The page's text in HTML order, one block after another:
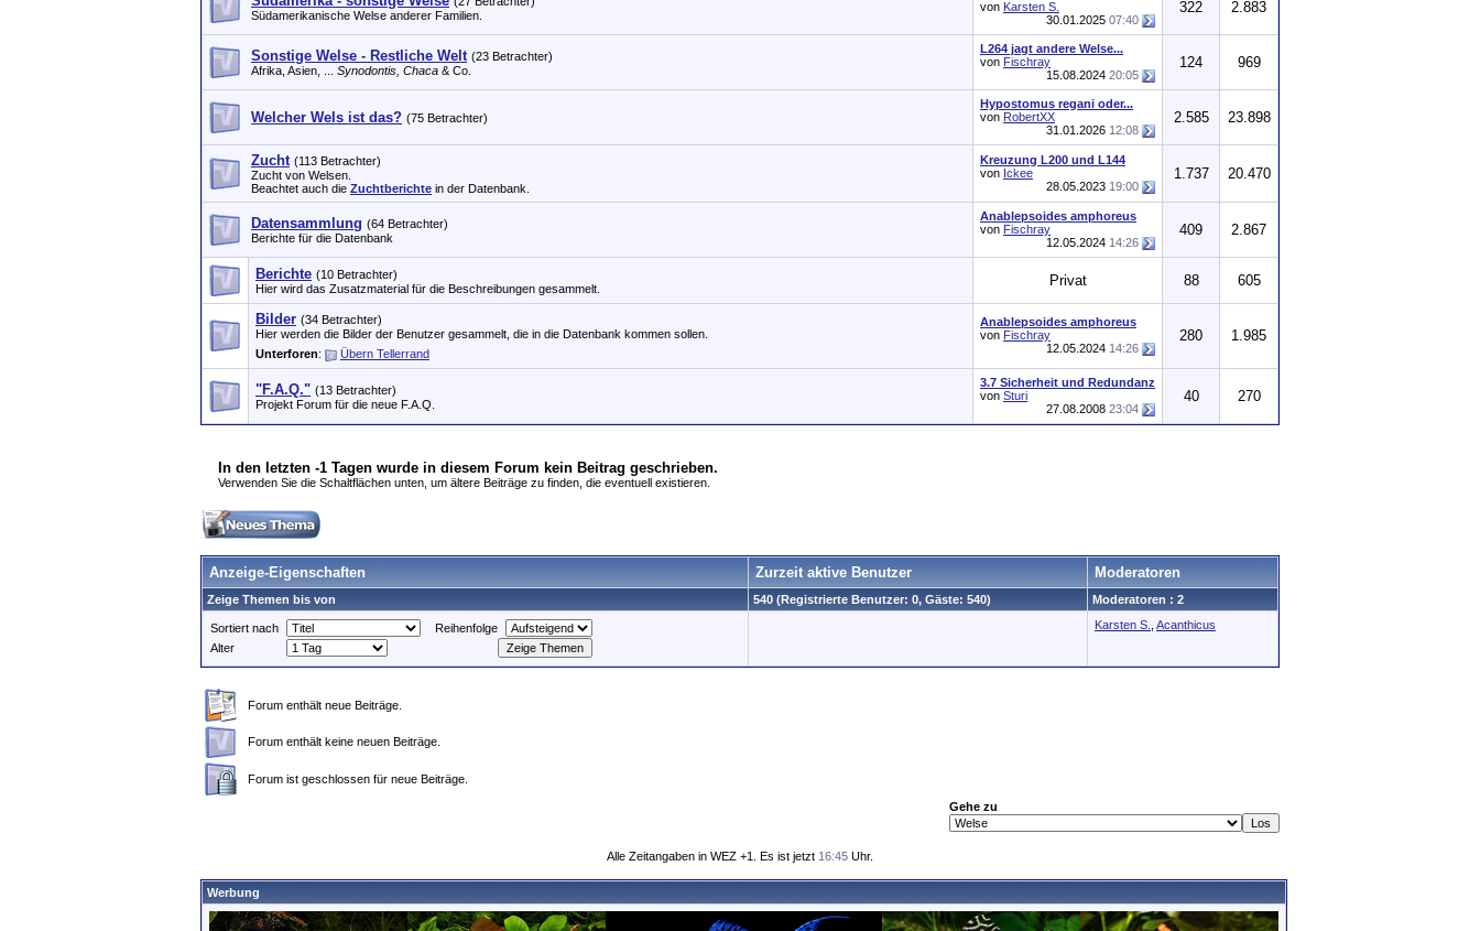
Südamerikanische Welse anderer Familien.
von Karsten S.
30.01.2025 07:40
322 2.883
Sonstige Welse - Restliche Welt (23 Betrachter)
Afrika, Asien, ... Synodontis, Chaca & Co.
L264 jagt andere Welse...
von Fischray
15.08.2024 20:05
124 969
Welcher Wels ist das? (75 Betrachter)
Hypostomus regani oder...
von RobertXX
31.01.2026 12:08
2.585 23.898
Zucht (113 Betrachter)
Zucht von Welsen.
Beachtet auch die Zuchtberichte in der Datenbank.
Kreuzung L200 und L144
von Ickee
28.05.2023 19:00
1.737 20.470
Datensammlung (64 Betrachter)
Berichte für die Datenbank
Anablepsoides amphoreus
von Fischray
12.05.2024 14:26
409 2.867
Berichte (10 Betrachter)
Hier wird das Zusatzmaterial für die Beschreibungen gesammelt.
Privat 88 605
Bilder (34 Betrachter)
Hier werden die Bilder der Benutzer gesammelt, die in die Datenbank kommen sollen.
Unterforen: Übern Tellerrand
Anablepsoides amphoreus
von Fischray
12.05.2024 14:26
280 1.985
"F.A.Q." (13 Betrachter)
Projekt Forum für die neue F.A.Q.
3.7 Sicherheit und Redundanz
von Sturi
27.08.2008 23:04
40 270
In den letzten -1 Tagen wurde in diesem Forum kein Beitrag geschrieben.
Verwenden Sie die Schaltflächen unten, um ältere Beiträge zu finden, die eventuell existieren.
Anzeige-Eigenschaften Zurzeit aktive Benutzer Moderatoren
Zeige Themen bis von 540 (Registrierte Benutzer: 0, Gäste: 540) Moderatoren : 2
Sortiert nach
Reihenfolge
Alter
Karsten S. Acanthicus
Forum enthält neue Beiträge.
Forum enthält keine neuen Beiträge.
Forum ist geschlossen für neue Beiträge.
Gehe zu
Alle Zeitangaben in WEZ +1. Es ist jetzt 16:45 Uhr.
Werbung